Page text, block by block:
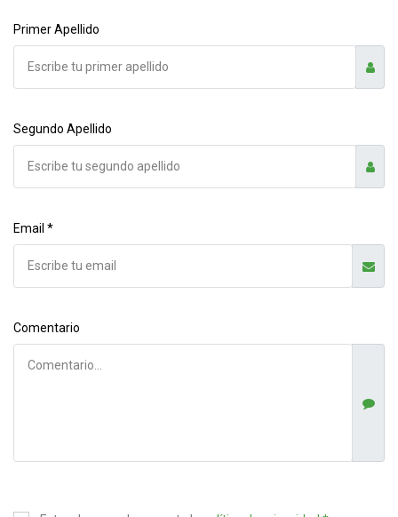
Primer Apellido
Segundo Apellido
Email *
Comentario